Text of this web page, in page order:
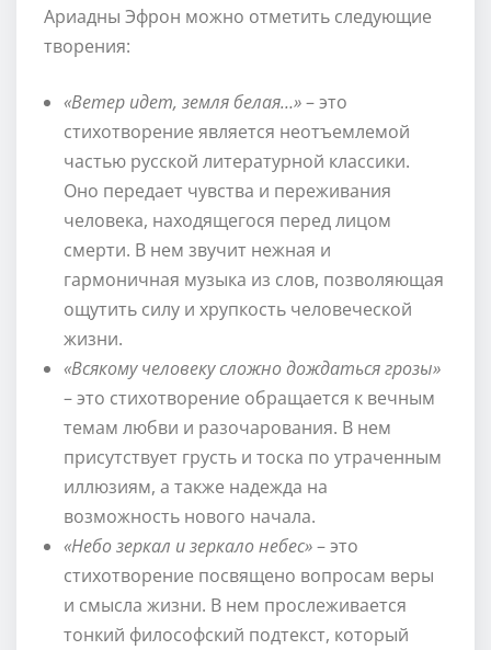
Ариадны Эфрон можно отметить следующие
творения:
«Ветер идет, земля белая…»– это
стихотворение является неотъемлемой
частью русской литературной классики.
Оно передает чувства и переживания
человека, находящегося перед лицом
смерти. В нем звучит нежная и
гармоничная музыка из слов, позволяющая
ощутить силу и хрупкость человеческой
жизни.
«Всякому человеку сложно дождаться грозы»
– это стихотворение обращается к вечным
темам любви и разочарования. В нем
присутствует грусть и тоска по утраченным
иллюзиям, а также надежда на
возможность нового начала.
«Небо зеркал и зеркало небес»– это
стихотворение посвящено вопросам веры
и смысла жизни. В нем прослеживается
тонкий философский подтекст, который